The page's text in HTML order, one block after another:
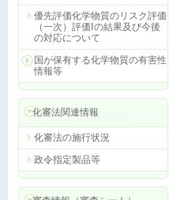
優先評価化学物質のリスク評価
（一次）評価Ⅰの結果及び今後
の対応について
国が保有する化学物質の有害性
情報等
化審法関連情報
化審法の施行状況
政令指定製品等